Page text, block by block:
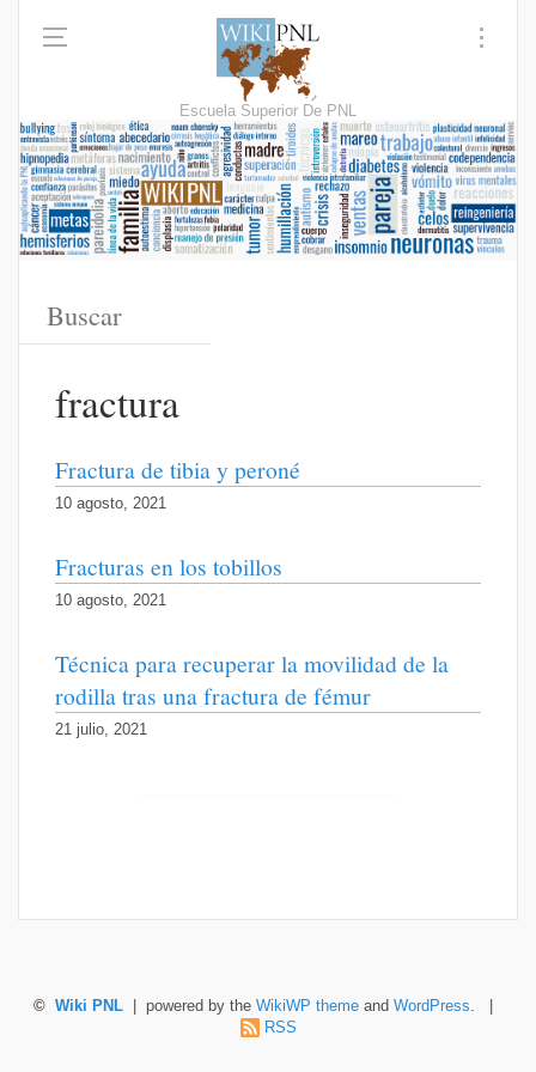
Escuela Superior De PNL
fractura
Fractura de tibia y peroné
10 agosto, 2021
Fracturas en los tobillos
10 agosto, 2021
Técnica para recuperar la movilidad de la
rodilla tras una fractura de fémur
21 julio, 2021
© Wiki PNL | powered by the WikiWP theme and WordPress. |
RSS